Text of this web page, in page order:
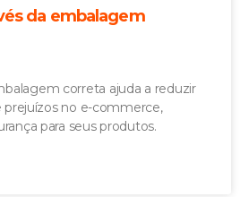
da embalagem
correta ajuda a reduzir
prejuízos no e-commerce,
para seus produtos.